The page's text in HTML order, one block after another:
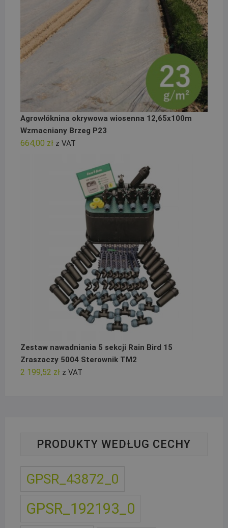
Agrowłóknina okrywowa wiosenna 12,65x100m
Wzmacniany Brzeg P23
664,00 zł z VAT
Zestaw nawadniania 5 sekcji Rain Bird 15
Zraszaczy 5004 Sterownik TM2
2 199,52 zł z VAT
PRODUKTY WEDŁUG CECHY
GPSR_43872_0
GPSR_192193_0